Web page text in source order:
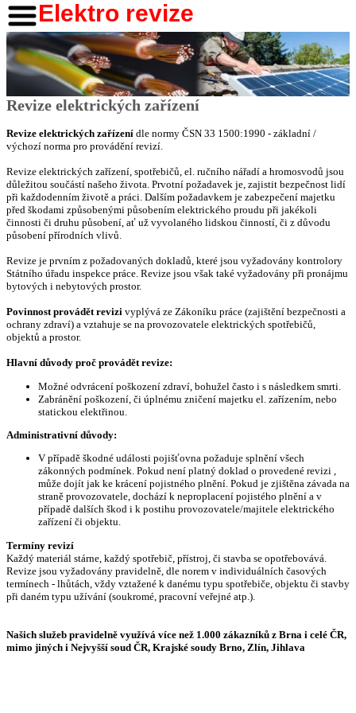
Elektro revize
Revize elektrických zařízení
Revize elektrických zařízení dle normy ČSN 33 1500:1990 - základní /
výchozí norma pro provádění revizí.
Revize elektrických zařízení, spotřebičů, el. ručního nářadí a hromosvodů jsou
důležitou součástí našeho života. Prvotní požadavek je, zajistit bezpečnost lidí
při každodenním životě a práci. Dalším požadavkem je zabezpečení majetku
před škodami způsobenými působením elektrického proudu při jakékoli
činnosti či druhu působení, ať už vyvolaného lidskou činností, či z důvodu
působení přírodních vlivů.
Revize je prvním z požadovaných dokladů, které jsou vyžadovány kontrolory
Státního úřadu inspekce práce. Revize jsou však také vyžadovány při pronájmu
bytových i nebytových prostor.
Povinnost provádět revizi vyplývá ze Zákoníku práce (zajištění bezpečnosti a
ochrany zdraví) a vztahuje se na provozovatele elektrických spotřebičů,
objektů a prostor.
Hlavní důvody proč provádět revize:
Možné odvrácení poškození zdraví, bohužel často i s následkem smrti.
Zabránění poškození, či úplnému zničení majetku el. zařízením, nebo
statickou elektřinou.
Administrativní důvody:
V případě škodné události pojišťovna požaduje splnění všech
zákonných podmínek. Pokud není platný doklad o provedené revizi ,
může dojít jak ke krácení pojistného plnění. Pokud je zjištěna závada na
straně provozovatele, dochází k neproplacení pojistého plnění a v
případě dalších škod i k postihu provozovatele/majitele elektrického
zařízení či objektu.
Termíny revizí
Každý materiál stárne, každý spotřebič, přístroj, či stavba se opotřebovává.
Revize jsou vyžadovány pravidelně, dle norem v individuálních časových
termínech - lhůtách, vždy vztažené k danému typu spotřebiče, objektu či stavby
při daném typu užívání (soukromé, pracovní veřejné atp.).
Našich služeb pravidelně využívá více než 1.000 zákazníků z Brna i celé ČR,
mimo jiných i Nejvyšší soud ČR, Krajské soudy Brno, Zlín, Jihlava